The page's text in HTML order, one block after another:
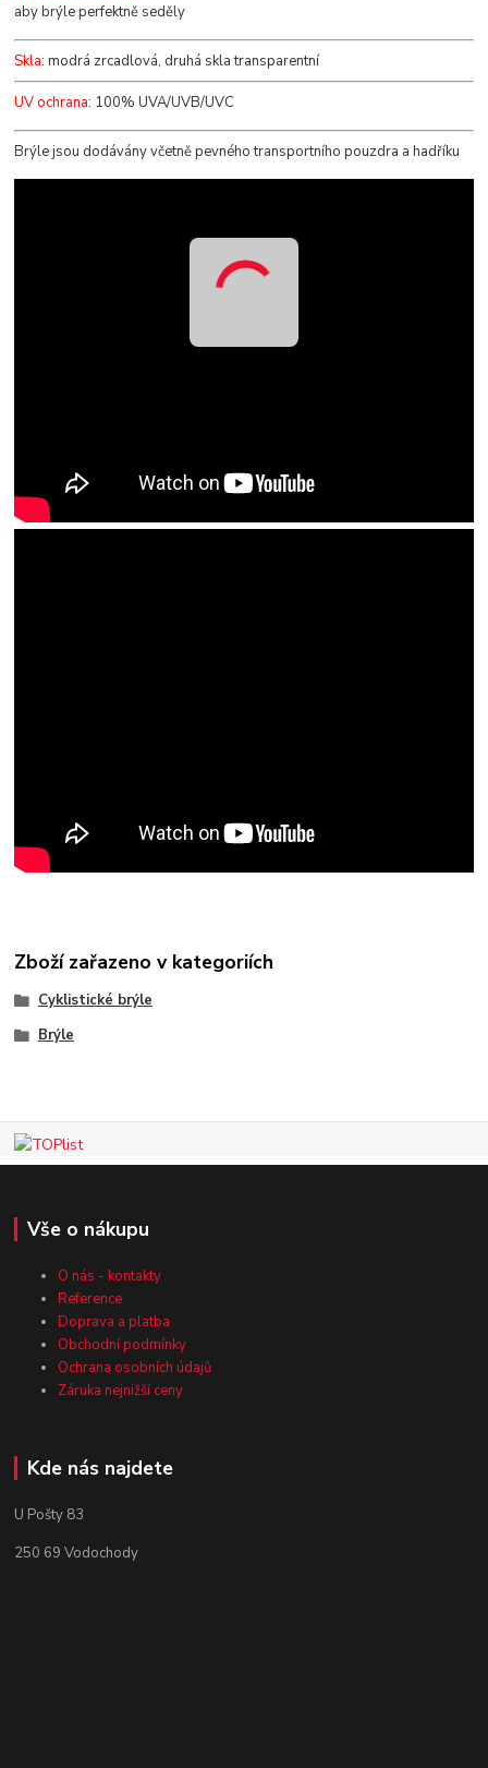
aby brýle perfektně seděly
Skla: modrá zrcadlová, druhá skla transparentní
UV ochrana: 100% UVA/UVB/UVC
Brýle jsou dodávány včetně pevného transportního pouzdra a hadříku
Zboží zařazeno v kategoriích
Cyklistické brýle
Brýle
Vše o nákupu
O nás - kontakty
Reference
Doprava a platba
Obchodní podmínky
Ochrana osobních údajů
Záruka nejnižší ceny
Kde nás najdete
U Pošty 83
250 69 Vodochody